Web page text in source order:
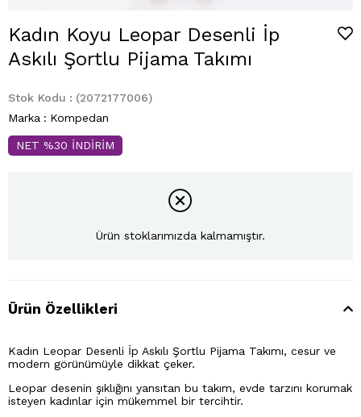
Kadın Koyu Leopar Desenli İp
Askılı Şortlu Pijama Takımı
Stok Kodu
(2072177006)
Marka : Kompedan
NET %30 İNDİRİM
Ürün stoklarımızda kalmamıştır.
Ürün Özellikleri
Kadın Leopar Desenli İp Askılı Şortlu Pijama Takımı, cesur ve
modern görünümüyle dikkat çeker.
Leopar desenin şıklığını yansıtan bu takım, evde tarzını korumak
isteyen kadınlar için mükemmel bir tercihtir.